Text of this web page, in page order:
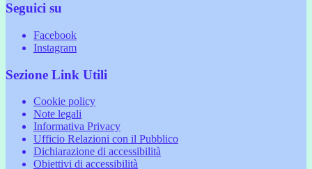
Seguici su
Facebook
Instagram
Sezione Link Utili
Cookie policy
Note legali
Informativa Privacy
Ufficio Relazioni con il Pubblico
Dichiarazione di accessibilità
Obiettivi di accessibilità